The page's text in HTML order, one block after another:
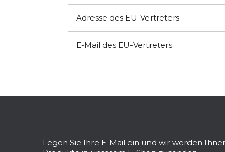
Adresse des EU-Vertreters
E-Mail des EU-Vertreters
Legen Sie Ihre E-Mail ein und wir werden